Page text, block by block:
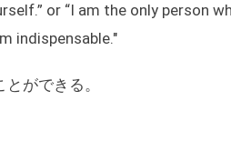
or “I am the only person
indispensable."
ができる。